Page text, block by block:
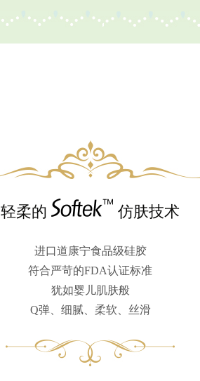
轻柔的 仿肤技术
进口道康宁食品级硅胶
符合严苛的FDA认证标准
犹如婴儿肌肤般
Q弹、细腻、柔软、丝滑